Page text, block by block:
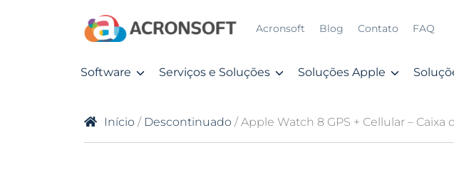
Acronsoft Blog Contato FAQ
Software Serviços e Soluções Soluções Apple
Início / Descontinuado / Apple Watch 8 GPS + Cellular –